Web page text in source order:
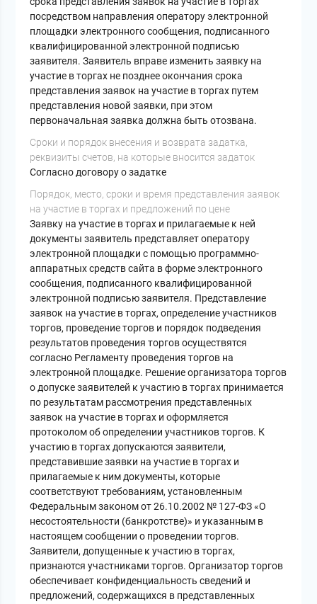
посредством направления оператору электронной
площадки электронного сообщения, подписанного
квалифицированной электронной подписью
заявителя. Заявитель вправе изменить заявку на
участие в торгах не позднее окончания срока
представления заявок на участие в торгах путем
представления новой заявки, при этом
первоначальная заявка должна быть отозвана.
Cроки и порядок внесения и возврата задатка,
реквизиты счетов, на которые вносится задаток
Согласно договору о задатке
Порядок, место, сроки и время представления заявок
на участие в торгах и предложений по цене
Заявку на участие в торгах и прилагаемые к ней
документы заявитель представляет оператору
электронной площадки с помощью программно-
аппаратных средств сайта в форме электронного
сообщения, подписанного квалифицированной
электронной подписью заявителя. Представление
заявок на участие в торгах, определение участников
торгов, проведение торгов и порядок подведения
результатов проведения торгов осуществятся
согласно Регламенту проведения торгов на
электронной площадке. Решение организатора торгов
о допуске заявителей к участию в торгах принимается
по результатам рассмотрения представленных
заявок на участие в торгах и оформляется
протоколом об определении участников торгов. К
участию в торгах допускаются заявители,
представившие заявки на участие в торгах и
прилагаемые к ним документы, которые
соответствуют требованиям, установленным
Федеральным законом от 26.10.2002 № 127-ФЗ «О
несостоятельности (банкротстве)» и указанным в
настоящем сообщении о проведении торгов.
Заявители, допущенные к участию в торгах,
признаются участниками торгов. Организатор торгов
обеспечивает конфиденциальность сведений и
предложений, содержащихся в представленных